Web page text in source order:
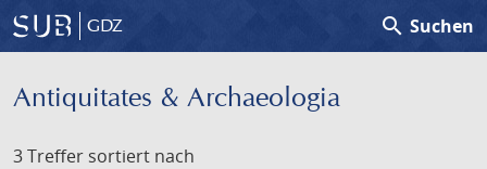
GDZ search Suchen
Antiquitates & Archaeologia
3 Treffer sortiert nach